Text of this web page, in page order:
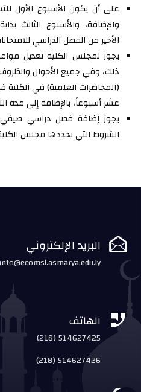
على أن يكون الأسبوع الأول
والإضافة، والأسبوع الثالث
الأخير من الفصل الدراسي
يجوز لمجلس الكلية تعديل
ذلك، وفي جميع الأحوال والظروف
(المحاضرات العلمية) في
عشر أسبوعاً، بالإضافة إلى مدة
يجوز إضافة فصل دراسي صيفي
الشروط التي يحددها مجلس
 البريد الإلكتروني
info@ecomsl.asmarya.edu.ly
 الهاتف
(218) 514627425
(218) 514627426